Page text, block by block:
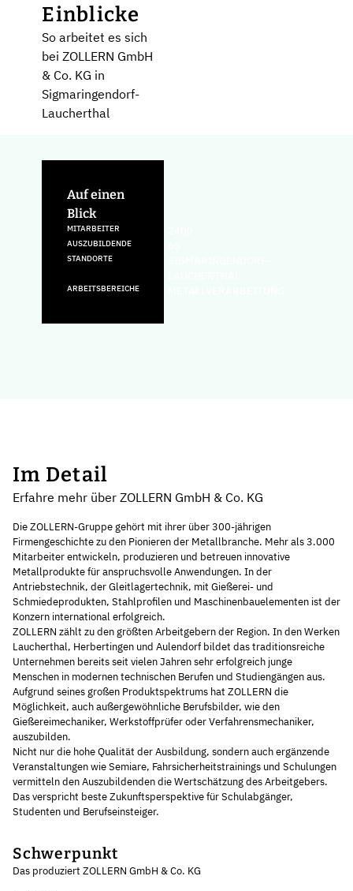
Einblicke
So arbeitet es sich
bei ZOLLERN GmbH
& Co. KG in
Sigmaringendorf-
Laucherthal
Auf einen
Blick
MITARBEITER
AUSZUBILDENDE
STANDORTE
ARBEITSBEREICHE
Im Detail
Erfahre mehr über ZOLLERN GmbH & Co. KG
Die ZOLLERN-Gruppe gehört mit ihrer über 300-jährigen
Firmengeschichte zu den Pionieren der Metallbranche. Mehr als 3.000
Mitarbeiter entwickeln, produzieren und betreuen innovative
Metallprodukte für anspruchsvolle Anwendungen. In der
Antriebstechnik, der Gleitlagertechnik, mit Gießerei- und
Schmiedeprodukten, Stahlprofilen und Maschinenbauelementen ist der
Konzern international erfolgreich.
ZOLLERN zählt zu den größten Arbeitgebern der Region. In den Werken
Laucherthal, Herbertingen und Aulendorf bildet das traditionsreiche
Unternehmen bereits seit vielen Jahren sehr erfolgreich junge
Menschen in modernen technischen Berufen und Studiengängen aus.
Aufgrund seines großen Produktspektrums hat ZOLLERN die
Möglichkeit, auch außergewöhnliche Berufsbilder, wie den
Gießereimechaniker, Werkstoffprüfer oder Verfahrensmechaniker,
auszubilden.
Nicht nur die hohe Qualität der Ausbildung, sondern auch ergänzende
Veranstaltungen wie Semiare, Fahrsicherheitstrainings und Schulungen
vermitteln den Auszubildenden die Wertschätzung des Arbeitgebers.
Das verspricht beste Zukunftsperspektive für Schulabgänger,
Studenten und Berufseinsteiger.
Schwerpunkt
Das produziert ZOLLERN GmbH & Co. KG